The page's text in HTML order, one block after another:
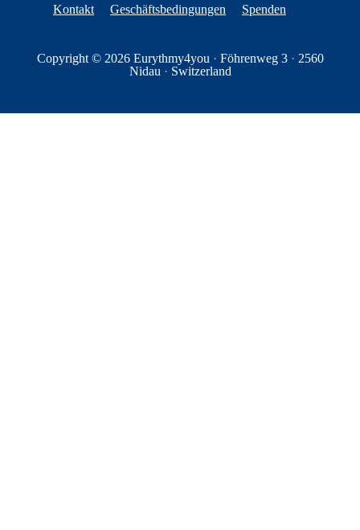
Kontakt Geschäftsbedingungen Spenden
Copyright © 2026 Eurythmy4you · Föhrenweg 3 · 2560
Nidau · Switzerland